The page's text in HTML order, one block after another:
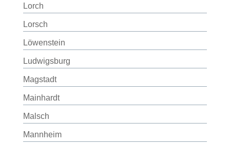
Lorch
Lorsch
Löwenstein
Ludwigsburg
Magstadt
Mainhardt
Malsch
Mannheim